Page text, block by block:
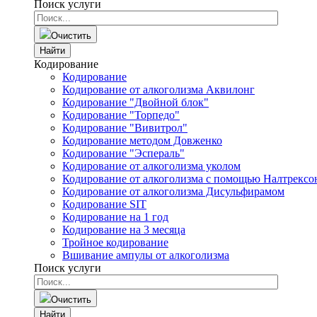
Поиск услуги
Очистить
Найти
Кодирование
Кодирование
Кодирование от алкоголизма Аквилонг
Кодирование "Двойной блок"
Кодирование "Торпедо"
Кодирование "Вивитрол"
Кодирование методом Довженко
Кодирование "Эспераль"
Кодирование от алкоголизма уколом
Кодирование от алкоголизма с помощью
Кодирование от алкоголизма Дисульфирамом
Кодирование SIT
Кодирование на 1 год
Кодирование на 3 месяца
Тройное кодирование
Вшивание ампулы от алкоголизма
Поиск услуги
Очистить
Найти